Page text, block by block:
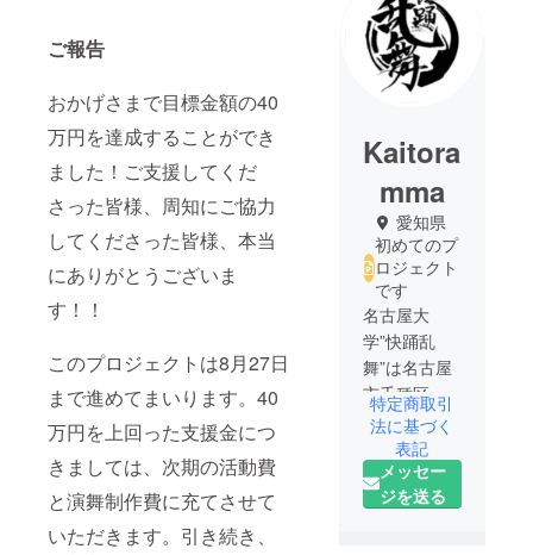
ご報告
おかげさまで目標金額の40
万円を達成することができ
ました！ご支援してくだ
さった皆様、周知にご協力
してくださった皆様、本当
にありがとうございま
す！！
このプロジェクトは8月27日
まで進めてまいります。40
万円を上回った支援金につ
きましては、次期の活動費
と演舞制作費に充てさせて
いただきます。引き続き、
Kaitora
mma
愛知県
初めてのプ
ロジェクト
です
名古屋大
学”快踊乱
舞”は名古屋
市千種区を
中心に活動
しているど
まつり･よさ
こいチーム
特定商取引
法に基づく
表記
メッセー
ジを送る